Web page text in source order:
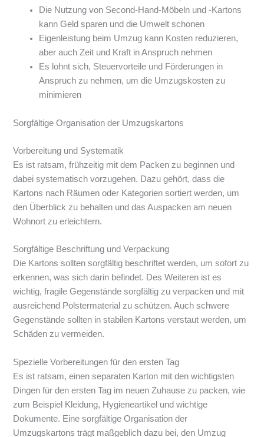
Die Nutzung von Second-Hand-Möbeln und -Kartons
kann Geld sparen und die Umwelt schonen
Eigenleistung beim Umzug kann Kosten reduzieren,
aber auch Zeit und Kraft in Anspruch nehmen
Es lohnt sich, Steuervorteile und Förderungen in
Anspruch zu nehmen, um die Umzugskosten zu
minimieren
Sorgfältige Organisation der Umzugskartons
Vorbereitung und Systematik
Es ist ratsam, frühzeitig mit dem Packen zu beginnen und
dabei systematisch vorzugehen. Dazu gehört, dass die
Kartons nach Räumen oder Kategorien sortiert werden, um
den Überblick zu behalten und das Auspacken am neuen
Wohnort zu erleichtern.
Sorgfältige Beschriftung und Verpackung
Die Kartons sollten sorgfältig beschriftet werden, um sofort zu
erkennen, was sich darin befindet. Des Weiteren ist es
wichtig, fragile Gegenstände sorgfältig zu verpacken und mit
ausreichend Polstermaterial zu schützen. Auch schwere
Gegenstände sollten in stabilen Kartons verstaut werden, um
Schäden zu vermeiden.
Spezielle Vorbereitungen für den ersten Tag
Es ist ratsam, einen separaten Karton mit den wichtigsten
Dingen für den ersten Tag im neuen Zuhause zu packen, wie
zum Beispiel Kleidung, Hygieneartikel und wichtige
Dokumente. Eine sorgfältige Organisation der
Umzugskartons trägt maßgeblich dazu bei, den Umzug